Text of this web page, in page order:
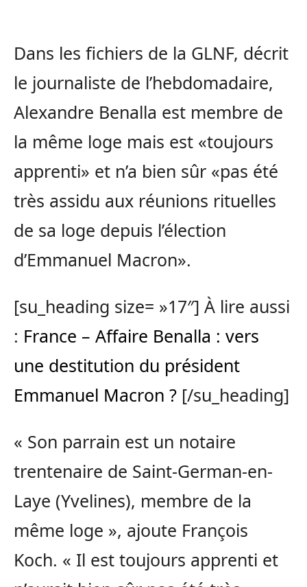
Dans les fichiers de la GLNF, décrit
le journaliste de l’hebdomadaire,
Alexandre Benalla est membre de
la même loge mais est «toujours
apprenti» et n’a bien sûr «pas été
très assidu aux réunions rituelles
de sa loge depuis l’élection
d’Emmanuel Macron».
[su_heading size= »17″] À lire aussi
: France – Affaire Benalla : vers
une destitution du président
Emmanuel Macron ? [/su_heading]
« Son parrain est un notaire
trentenaire de Saint-German-en-
Laye (Yvelines), membre de la
même loge », ajoute François
Koch. « Il est toujours apprenti et